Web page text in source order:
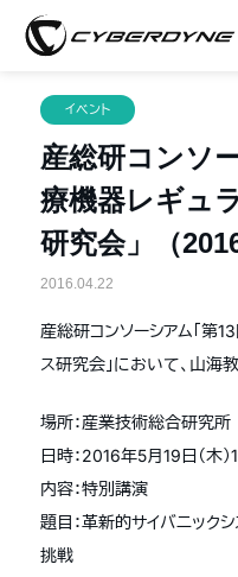
イベント
産総研コンソ
療機器レギュ
研究会」（
2016.04.22
産総研コンソーシアム「第
ス研究会」において、山海
場所：産業技術総合研究
日時：2016年5月19日（木）
内容：特別講演
題目：革新的サイバニック
挑戦